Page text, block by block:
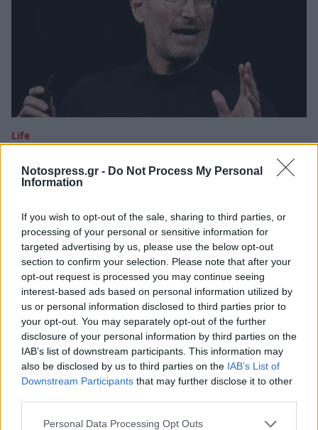
Notospress.gr - Do Not Process My Personal
Information
If you wish to opt-out of the sale, sharing to third parties, or
processing of your personal or sensitive information for
targeted advertising by us, please use the below opt-out
section to confirm your selection. Please note that after your
opt-out request is processed you may continue seeing
interest-based ads based on personal information utilized by
us or personal information disclosed to third parties prior to
your opt-out. You may separately opt-out of the further
disclosure of your personal information by third parties on the
IAB’s list of downstream participants. This information may
also be disclosed by us to third parties on the IAB’s List of
Downstream Participants that may further disclose it to other
Personal Data Processing Opt Outs
Life
έκανε για να κερδίζει το ακροατήριό του